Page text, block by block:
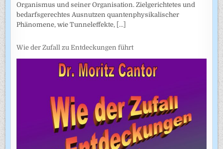
Organismus und seiner Organisation. Zielgerichtetes und
bedarfsgerechtes Ausnutzen quantenphysikalischer
Phänomene, wie Tunneleffekte, [...]
Wie der Zufall zu Entdeckungen führt